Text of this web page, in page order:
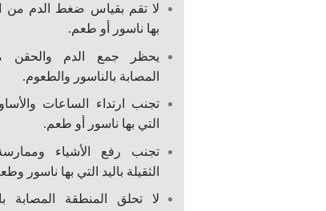
لا تقم بقياس ضغط الدم من
بها ناسور أو طعم.
يحظر جمع الدم والحقن
المصابة بالناسور والطعوم.
تجنب ارتداء الساعات
التي بها ناسور أو طعم.
تجنب رفع الأشياء وممارسة
الثقيلة باليد التي بها ناسور
لا تحلق المنطقة المصابة